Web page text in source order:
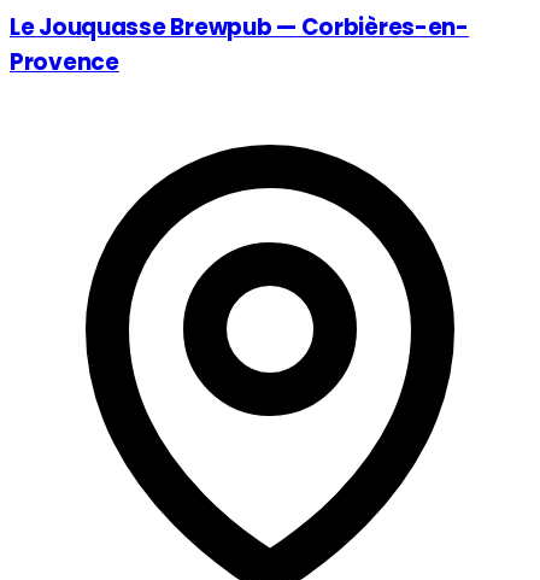
Le Jouquasse Brewpub — Corbières-en-
Provence